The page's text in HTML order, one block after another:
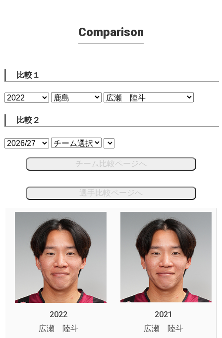
Comparison
比較１
比較２
チーム比較ページへ
選手比較ページへ
2022
2021
広瀬 陸斗
広瀬 陸斗